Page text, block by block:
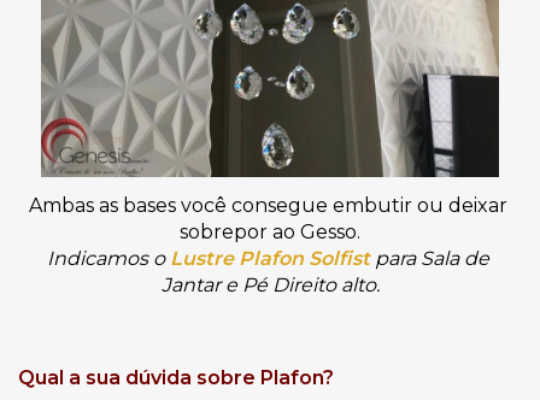
Ambas as bases você consegue embutir ou deixar
sobrepor ao Gesso.
Indicamos o Lustre Plafon Solfist para Sala de
Jantar e Pé Direito alto.
Qual a sua dúvida sobre Plafon?